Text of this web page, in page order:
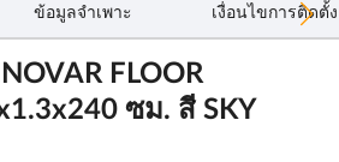
ข้อมูลจำเพาะ เงื่อนไขการติดตั้ง
FLOOR
ซม. สี SKY